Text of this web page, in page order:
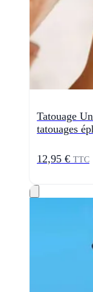
Tatouage
tatouages
12,95 € TTC